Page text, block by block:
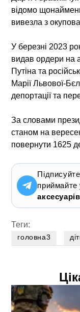
відомо
вивезла з
У березні 2023
видав ордери на
Путіна та
Марії Львової-
депортації та
За словами
станом на
повернути 1625
приймайте
Теги:
головна3